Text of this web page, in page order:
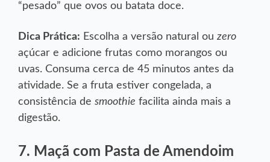
“pesado” que ovos ou batata doce.
Dica Prática: Escolha a versão natural ou zero
açúcar e adicione frutas como morangos ou
uvas. Consuma cerca de 45 minutos antes da
atividade. Se a fruta estiver congelada, a
consistência de smoothie facilita ainda mais a
digestão.
7. Maçã com Pasta de Amendoim